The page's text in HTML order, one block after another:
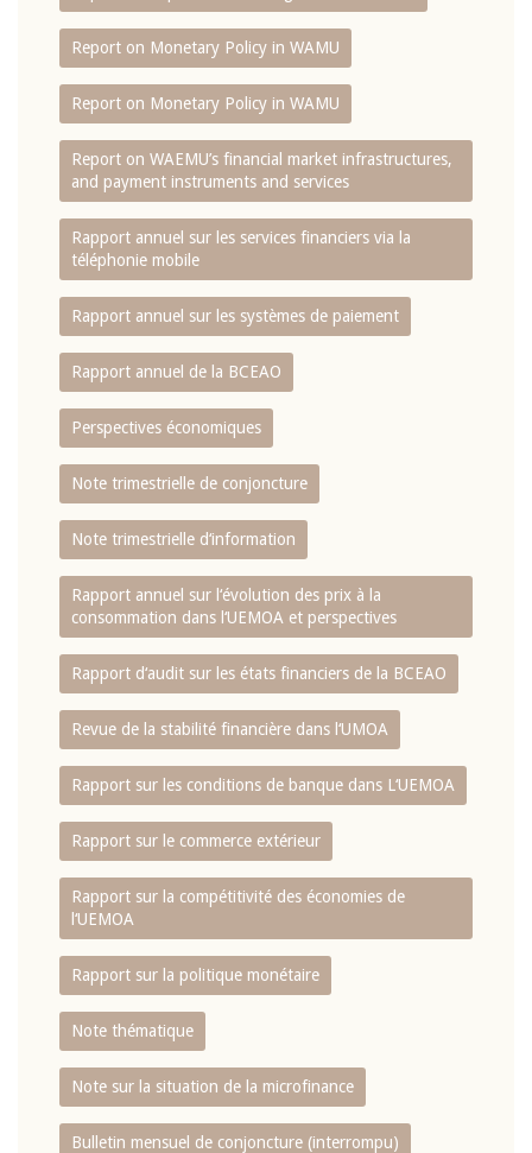
Report on Monetary Policy in WAMU
Report on Monetary Policy in WAMU
Report on WAEMU’s financial market infrastructures,
and payment instruments and services
Rapport annuel sur les services financiers via la
téléphonie mobile
Rapport annuel sur les systèmes de paiement
Rapport annuel de la BCEAO
Perspectives économiques
Note trimestrielle de conjoncture
Note trimestrielle d‘information
Rapport annuel sur l‘évolution des prix à la
consommation dans l‘UEMOA et perspectives
Rapport d‘audit sur les états financiers de la BCEAO
Revue de la stabilité financière dans l‘UMOA
Rapport sur les conditions de banque dans L‘UEMOA
Rapport sur le commerce extérieur
Rapport sur la compétitivité des économies de
l‘UEMOA
Rapport sur la politique monétaire
Note thématique
Note sur la situation de la microfinance
Bulletin mensuel de conjoncture (interrompu)